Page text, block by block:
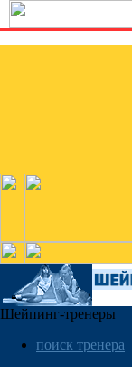
Шейпинг-тренеры
поиск тренера